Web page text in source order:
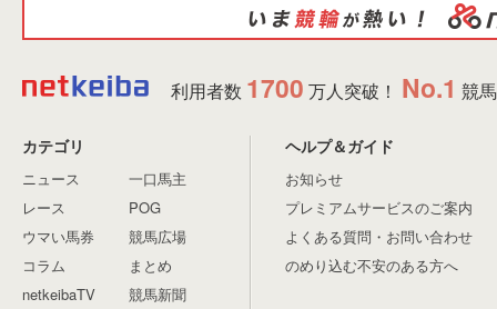
利用者数 1700 万人突破！ No.1 競
カテゴリ
ニュース
レース
ウマい馬券
コラム
netkeibaTV
一口馬主
POG
競馬広場
まとめ
競馬新聞
ヘルプ＆ガイド
お知らせ
プレミアムサービスのご案内
よくある質問・お問い合わせ
のめり込む不安のある方へ